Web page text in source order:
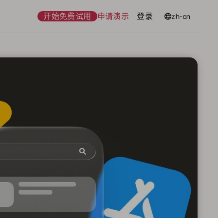
开始免费试用 申请演示 登录 语言zh-cn